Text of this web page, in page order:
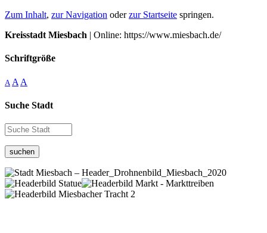
Zum Inhalt, zur Navigation oderzur Startseite springen.
Kreisstadt Miesbach | Online: https://www.miesbach.de/
Schriftgröße
A A A
Suche Stadt
suchen